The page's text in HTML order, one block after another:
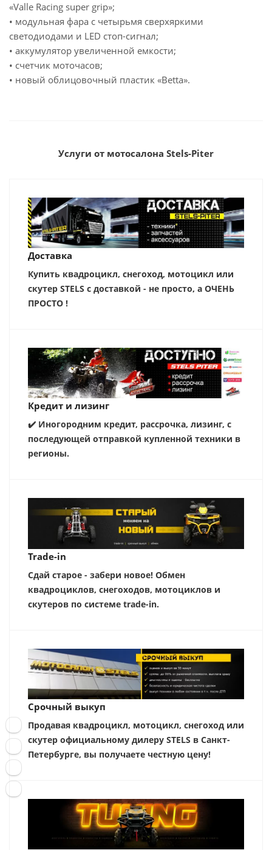
«Valle Racing super grip»;
• модульная фара с четырьмя сверхяркими
светодиодами и LED стоп-сигнал;
• аккумулятор увеличенной емкости;
• счетчик моточасов;
• новый облицовочный пластик «Betta».
Услуги от мотосалона Stels-Piter
Доставка
Купить квадроцикл, снегоход, мотоцикл или
скутер STELS с доставкой - не просто, а ОЧЕНЬ
ПРОСТО !
Кредит и лизинг
✔️ Иногородним кредит, рассрочка, лизинг, с
последующей отправкой купленной техники в
регионы.
Trade-in
Сдай старое - забери новое! Обмен
квадроциклов, снегоходов, мотоциклов и
скутеров по системе trade-in.
Срочный выкуп
Продавая квадроцикл, мотоцикл, снегоход или
скутер официальному дилеру STELS в Санкт-
Петербурге, вы получаете честную цену!